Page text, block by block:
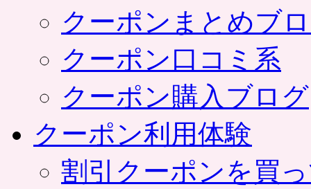
クーポンまとめブ
クーポン口コミ系
クーポン購入ブログ
クーポン利用体験
割引クーポンを買